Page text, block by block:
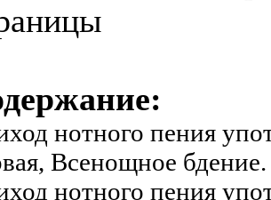
нотного пения
Всенощное
нотного пения